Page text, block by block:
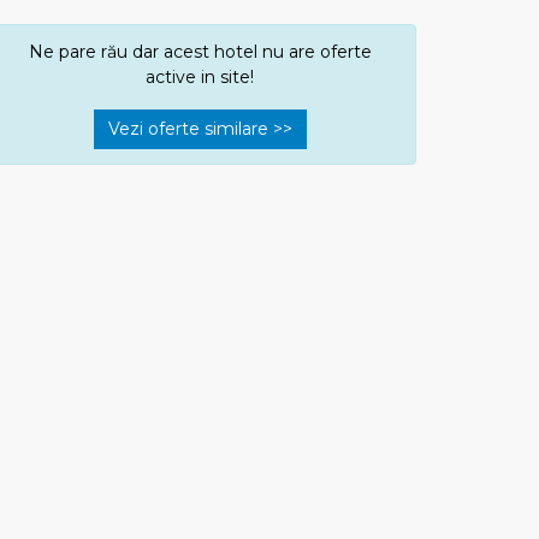
Ne pare rău dar acest hotel nu are oferte
active in site!
Vezi oferte similare >>